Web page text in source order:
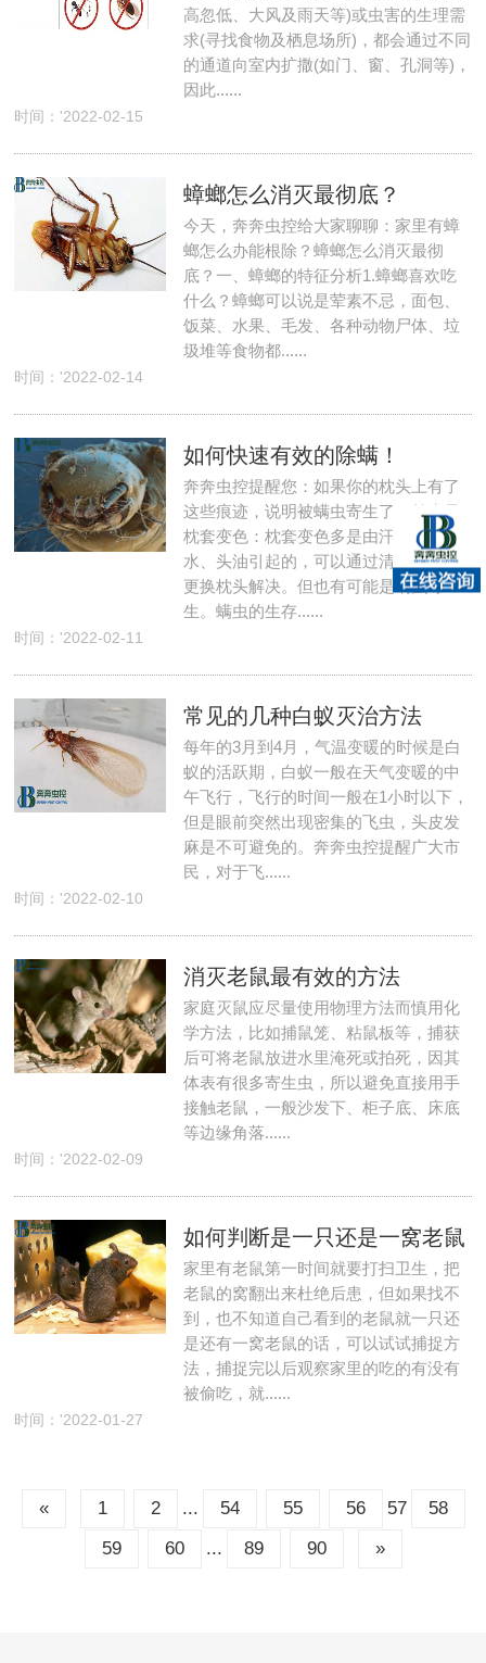
高忽低、大风及雨天等)或虫害的生理需
求(寻找食物及栖息场所)，都会通过不同
的通道向室内扩撒(如门、窗、孔洞等)，
因此......
时间：'2022-02-15
蟑螂怎么消灭最彻底？
今天，奔奔虫控给大家聊聊：家里有蟑
螂怎么办能根除？蟑螂怎么消灭最彻
底？一、蟑螂的特征分析1.蟑螂喜欢吃
什么？蟑螂可以说是荤素不忌，面包、
饭菜、水果、毛发、各种动物尸体、垃
圾堆等食物都......
时间：'2022-02-14
如何快速有效的除螨！
奔奔虫控提醒您：如果你的枕头上有了
这些痕迹，说明被螨虫寄生了。首先是
枕套变色：枕套变色多是由汗水、口
水、头油引起的，可以通过清洗枕套、
更换枕头解决。但也有可能是螨虫寄
生。螨虫的生存......
时间：'2022-02-11
常见的几种白蚁灭治方法
每年的3月到4月，气温变暖的时候是白
蚁的活跃期，白蚁一般在天气变暖的中
午飞行，飞行的时间一般在1小时以下，
但是眼前突然出现密集的飞虫，头皮发
麻是不可避免的。奔奔虫控提醒广大市
民，对于飞......
时间：'2022-02-10
消灭老鼠最有效的方法
家庭灭鼠应尽量使用物理方法而慎用化
学方法，比如捕鼠笼、粘鼠板等，捕获
后可将老鼠放进水里淹死或拍死，因其
体表有很多寄生虫，所以避免直接用手
接触老鼠，一般沙发下、柜子底、床底
等边缘角落......
时间：'2022-02-09
如何判断是一只还是一窝老鼠
家里有老鼠第一时间就要打扫卫生，把
老鼠的窝翻出来杜绝后患，但如果找不
到，也不知道自己看到的老鼠就一只还
是还有一窝老鼠的话，可以试试捕捉方
法，捕捉完以后观察家里的吃的有没有
被偷吃，就......
时间：'2022-01-27
« 1 2 ... 54 55 56 57
58
59
60 ... 89 90 »